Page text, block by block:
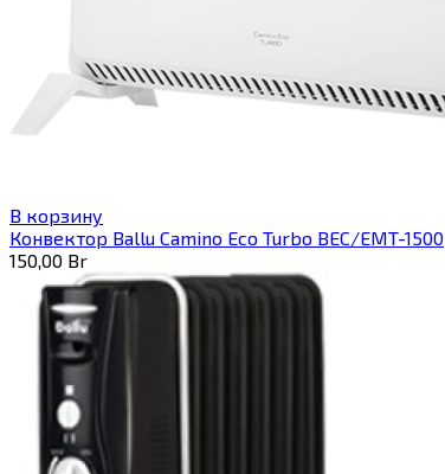
В корзину
Конвектор Ballu Camino Eco Turbo BEC/EMT-1500
150,00 Br